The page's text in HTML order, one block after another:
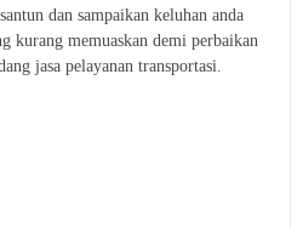
dan sampaikan keluhan anda
kurang memuaskan demi perbaikan
jasa pelayanan transportasi.